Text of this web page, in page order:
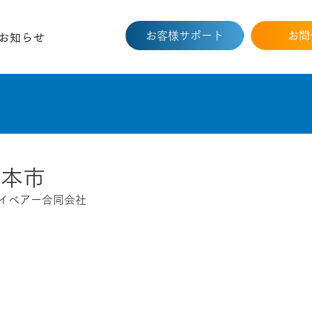
お知らせ お客様サポート お
市
ベアー合同会社